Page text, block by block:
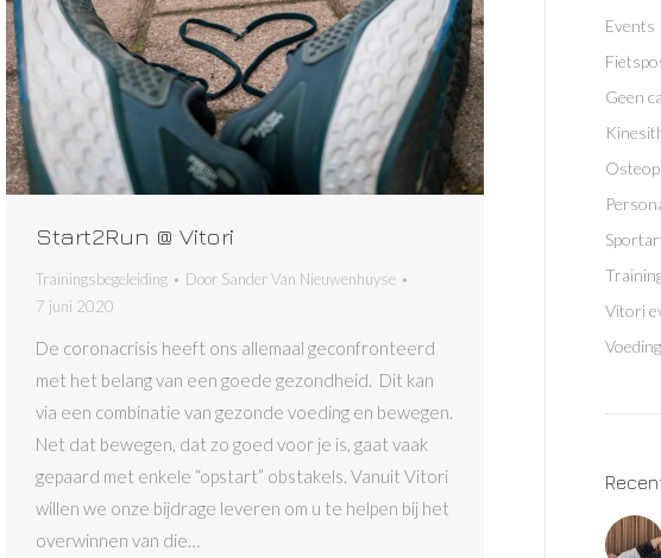
Start2Run @ Vitori
Trainingsbegeleiding Door Sander Van Nieuwenhuyse
7 juni 2020
De coronacrisis heeft ons allemaal geconfronteerd
met het belang van een goede gezondheid. Dit kan
via een combinatie van gezonde voeding en bewegen.
Net dat bewegen, dat zo goed voor je is, gaat vaak
gepaard met enkele “opstart” obstakels. Vanuit Vitori
willen we onze bijdrage leveren om u te helpen bij het
overwinnen van die…
Events
Geen
Vitori